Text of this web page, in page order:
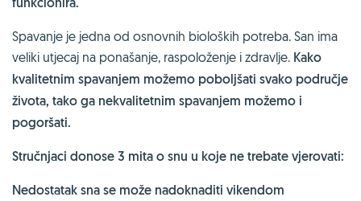
Spavanje je jedna od osnovnih bioloških potreba. San ima
veliki utjecaj na ponašanje, raspoloženje i zdravlje. Kako
kvalitetnim spavanjem možemo poboljšati svako područje
života, tako ga nekvalitetnim spavanjem možemo i
pogoršati.
Stručnjaci donose 3 mita o snu u koje ne trebate vjerovati:
Nedostatak sna se može nadoknaditi vikendom